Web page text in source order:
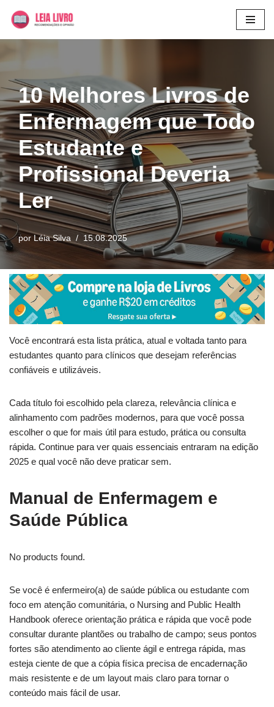
conteúdo
10 Melhores Livros de
Enfermagem que Todo
Estudante e
Profissional Deveria
Ler
porLéia Silva 15.08.2025
Você encontrará esta lista prática, atual e voltada tanto para
estudantes quanto para clínicos que desejam referências
confiáveis e utilizáveis.
Cada título foi escolhido pela clareza, relevância clínica e
alinhamento com padrões modernos, para que você possa
escolher o que for mais útil para estudo, prática ou consulta
rápida. Continue para ver quais essenciais entraram na edição
2025 e qual você não deve praticar sem.
Manual de Enfermagem e
Saúde Pública
No products found.
Se você é enfermeiro(a) de saúde pública ou estudante com
foco em atenção comunitária, o Nursing and Public Health
Handbook oferece orientação prática e rápida que você pode
consultar durante plantões ou trabalho de campo; seus pontos
fortes são atendimento ao cliente ágil e entrega rápida, mas
esteja ciente de que a cópia física precisa de encadernação
mais resistente e de um layout mais claro para tornar o
conteúdo mais fácil de usar.